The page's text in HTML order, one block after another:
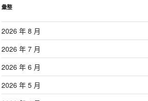
彙整
2026 年 8 月
2026 年 7 月
2026 年 6 月
2026 年 5 月